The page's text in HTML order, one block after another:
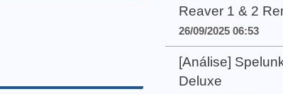
Reaver 1 & 2
26/09/2025 06:53
[Análise]
Deluxe